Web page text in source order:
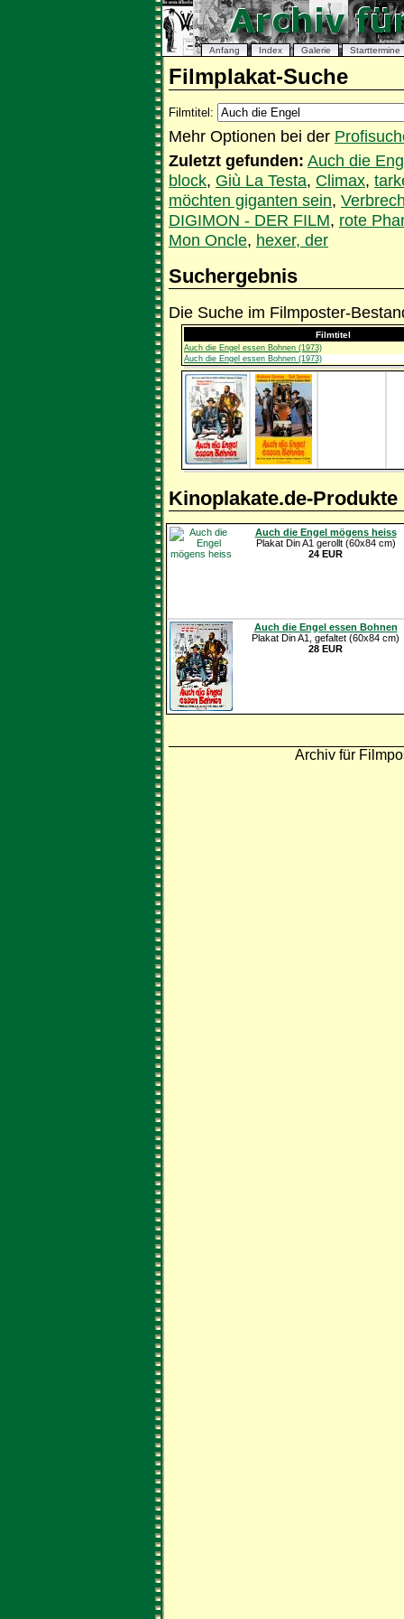
Anfang Index Galerie Starttermine
Filmplakat-Suche
Filmtitel:
Mehr Optionen bei der
Zuletzt gefunden: Auch die
block, Giù La Testa, Climax,
möchten giganten sein,
DIGIMON - DER FILM, rote
Mon Oncle, hexer, der
Suchergebnis
Die Suche im Filmposter-
Filmtitel
Auch die Engel essen Bohnen (1973)
Auch die Engel essen Bohnen (1973)
Kinoplakate.de-Produkte
Auch die Engel mögens heiss
Plakat Din A1 gerollt (60x84 cm)
24 EUR
Auch die Engel essen Bohnen
Plakat Din A1, gefaltet (60x84 cm)
28 EUR
Archiv für